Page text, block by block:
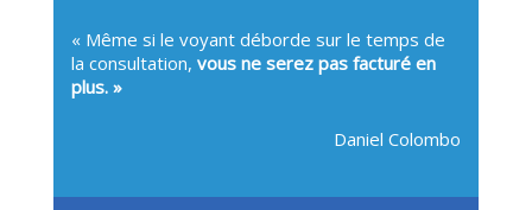
« Même si le voyant déborde sur le temps de
la consultation, vous ne serez pas facturé en
plus. »
Daniel Colombo